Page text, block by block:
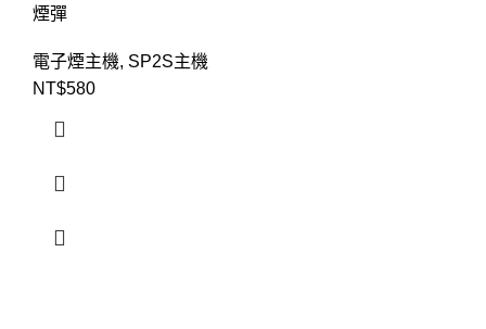
煙彈
電子煙主機, SP2S主機
NT$580